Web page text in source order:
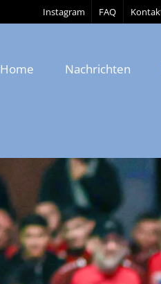
Instagram FAQ
Home Nachrichten